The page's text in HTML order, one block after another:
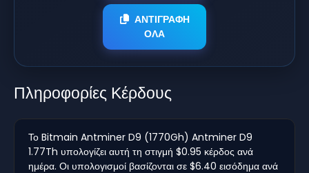
ΑΝΤΙΓΡΑΦΗ
ΟΛΑ
Πληροφορίες Κέρδους
Το Bitmain Antminer D9 (1770Gh) Antminer D9
1.77Th υπολογίζει αυτή τη στιγμή $0.95 κέρδος ανά
ημέρα. Οι υπολογισμοί βασίζονται σε $6.40 εισόδημα ανά